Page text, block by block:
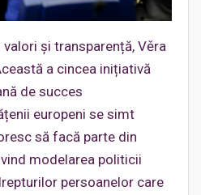
și transparență, Věra
a cincea inițiativă
de succes
europeni se simt
să facă parte din
modelarea politicii
persoanelor care